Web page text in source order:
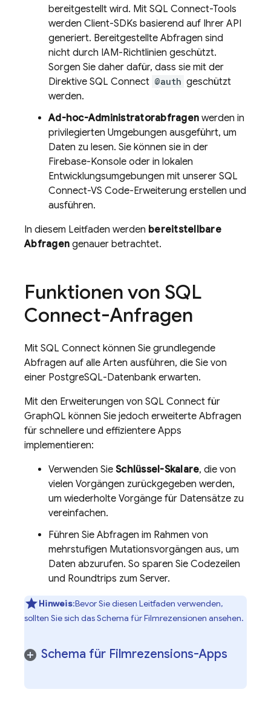
bereitgestellt wird. Mit SQL Connect-Tools
werden Client-SDKs basierend auf Ihrer API
generiert. Bereitgestellte Abfragen sind
nicht durch IAM-Richtlinien geschützt.
Sorgen Sie daher dafür, dass sie mit der
Direktive SQL Connect @auth geschützt
werden.
Ad-hoc-Administratorabfragen werden in
privilegierten Umgebungen ausgeführt, um
Daten zu lesen. Sie können sie in der
Firebase-Konsole oder in lokalen
Entwicklungsumgebungen mit unserer SQL
Connect-VS Code-Erweiterung erstellen und
ausführen.
In diesem Leitfaden werden bereitstellbare
Abfragen genauer betrachtet.
Funktionen von SQL
Connect-Anfragen
Mit SQL Connect können Sie grundlegende
Abfragen auf alle Arten ausführen, die Sie von
einer PostgreSQL-Datenbank erwarten.
Mit den Erweiterungen von SQL Connect für
GraphQL können Sie jedoch erweiterte Abfragen
für schnellere und effizientere Apps
implementieren:
Verwenden Sie Schlüssel-Skalare, die von
vielen Vorgängen zurückgegeben werden,
um wiederholte Vorgänge für Datensätze zu
vereinfachen.
Führen Sie Abfragen im Rahmen von
mehrstufigen Mutationsvorgängen aus, um
Daten abzurufen. So sparen Sie Codezeilen
und Roundtrips zum Server.
Hinweis:Bevor Sie diesen Leitfaden verwenden,
sollten Sie sich das Schema für Filmrezensionen ansehen.
Schema für Filmrezensions-Apps